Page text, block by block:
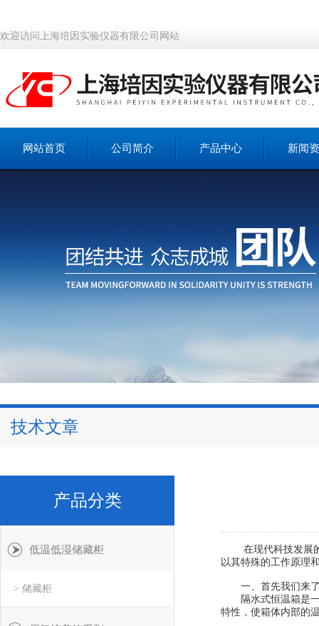
欢迎访问上海培因实验仪器有限公司网站
网站首页 公司简介 产品中心 新闻
技术文章
在现代科技发展的
以其特殊的工作原理
一、首先我们来了
隔水式恒温箱是一
特性，使箱体内部的
产品分类
低温低湿储藏柜
> 储藏柜